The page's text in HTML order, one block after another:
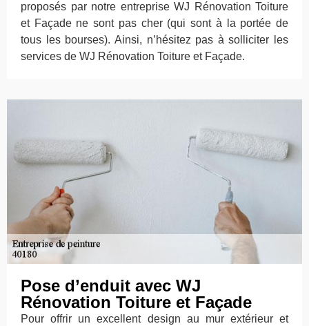
proposés par notre entreprise WJ Rénovation Toiture
et Façade ne sont pas cher (qui sont à la portée de
tous les bourses). Ainsi, n’hésitez pas à solliciter les
services de WJ Rénovation Toiture et Façade.
Pose d’enduit avec WJ
Rénovation Toiture et Façade
Pour offrir un excellent design au mur extérieur et